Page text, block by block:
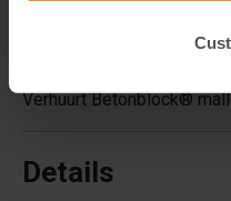
Verkoopt Betonblock®
Verhuurt Betonblock®
Details